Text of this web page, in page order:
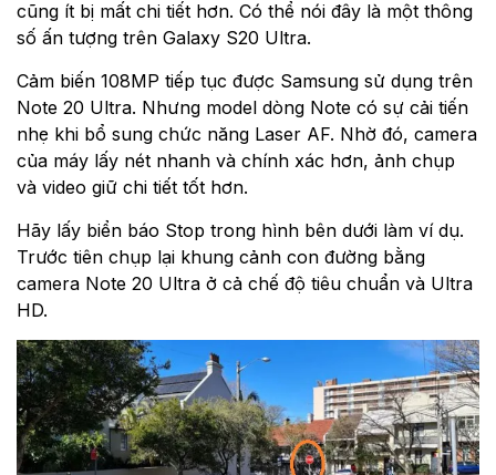
cũng ít bị mất chi tiết hơn. Có thể nói đây là một thông
số ấn tượng trên Galaxy S20 Ultra.
Cảm biến 108MP tiếp tục được Samsung sử dụng trên
Note 20 Ultra. Nhưng model dòng Note có sự cải tiến
nhẹ khi bổ sung chức năng Laser AF. Nhờ đó, camera
của máy lấy nét nhanh và chính xác hơn, ảnh chụp
và video giữ chi tiết tốt hơn.
Hãy lấy biển báo Stop trong hình bên dưới làm ví dụ.
Trước tiên chụp lại khung cảnh con đường bằng
camera Note 20 Ultra ở cả chế độ tiêu chuẩn và Ultra
HD.